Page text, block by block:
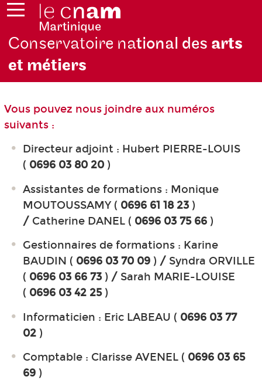
Conservatoire national des arts
et métiers
Vous pouvez nous joindre aux numéros
suivants :
Directeur adjoint : Hubert PIERRE-LOUIS
( 0696 03 80 20 )
Assistantes de formations : Monique
MOUTOUSSAMY ( 0696 61 18 23 )
/ Catherine DANEL ( 0696 03 75 66 )
Gestionnaires de formations : Karine
BAUDIN ( 0696 03 70 09 ) / Syndra ORVILLE
( 0696 03 66 73 ) / Sarah MARIE-LOUISE
( 0696 03 42 25)
Informaticien : Eric LABEAU ( 0696 03 77
02 )
Comptable : Clarisse AVENEL ( 0696 03 65
69 )